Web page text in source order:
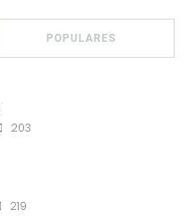
POPULARES
203
219